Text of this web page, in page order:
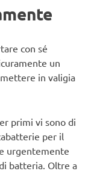
con sé
un
in valigia
primi vi sono di
per il
urgentemente
batteria. Oltre a